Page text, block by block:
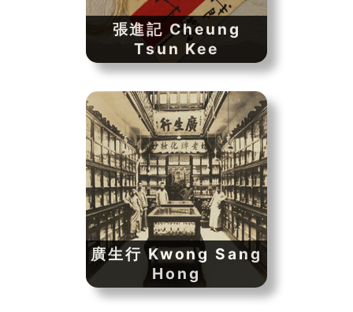
張進記 Cheung
Tsun Kee
廣生行 Kwong Sang
Hong